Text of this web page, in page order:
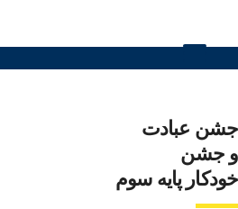
جشن عبادت
و جشن
خودکار پایه سوم